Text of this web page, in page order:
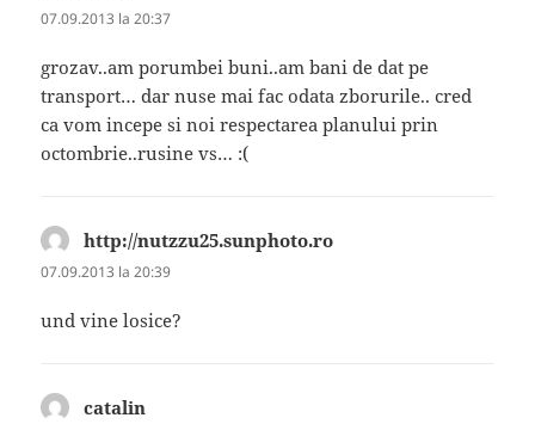
07.09.2013 la 20:37
grozav..am porumbei buni..am bani de dat pe
transport… dar nuse mai fac odata zborurile.. cred
ca vom incepe si noi respectarea planului prin
octombrie..rusine vs… :(
http://nutzzu25.sunphoto.ro
07.09.2013 la 20:39
und vine losice?
catalin